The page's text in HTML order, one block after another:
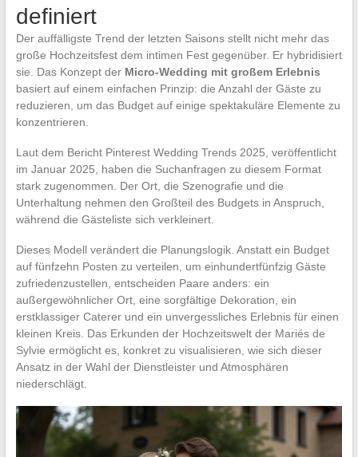
definiert
Der auffälligste Trend der letzten Saisons stellt nicht mehr das
große Hochzeitsfest dem intimen Fest gegenüber. Er hybridisiert
sie. Das Konzept der Micro-Wedding mit großem Erlebnis
basiert auf einem einfachen Prinzip: die Anzahl der Gäste zu
reduzieren, um das Budget auf einige spektakuläre Elemente zu
konzentrieren.
Laut dem Bericht Pinterest Wedding Trends 2025, veröffentlicht
im Januar 2025, haben die Suchanfragen zu diesem Format
stark zugenommen. Der Ort, die Szenografie und die
Unterhaltung nehmen den Großteil des Budgets in Anspruch,
während die Gästeliste sich verkleinert.
Dieses Modell verändert die Planungslogik. Anstatt ein Budget
auf fünfzehn Posten zu verteilen, um einhundertfünfzig Gäste
zufriedenzustellen, entscheiden Paare anders: ein
außergewöhnlicher Ort, eine sorgfältige Dekoration, ein
erstklassiger Caterer und ein unvergessliches Erlebnis für einen
kleinen Kreis. Das Erkunden der Hochzeitswelt der Mariés de
Sylvie ermöglicht es, konkret zu visualisieren, wie sich dieser
Ansatz in der Wahl der Dienstleister und Atmosphären
niederschlägt.